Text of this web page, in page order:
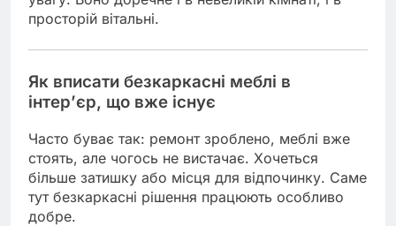
просторій вітальні.
Як вписати безкаркасні меблі в
інтер’єр, що вже існує
Часто буває так: ремонт зроблено, меблі вже
стоять, але чогось не вистачає. Хочеться
більше затишку або місця для відпочинку. Саме
тут безкаркасні рішення працюють особливо
добре.